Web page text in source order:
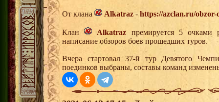
От клана Alkatraz - https://azclan.ru/obzor-
Клан Alkatraz премируется 5 очками
написание обзоров боев прошедших туров.
Вчера стартовал 37-й тур Девятого
поединков выбраны, составы команд